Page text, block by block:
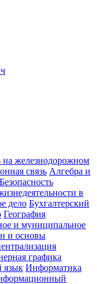
на железнодорожном
связь Алгебра и
Безопасность
в
дело Бухгалтерский
География
и муниципальное
и основы
графика
язык Информатика